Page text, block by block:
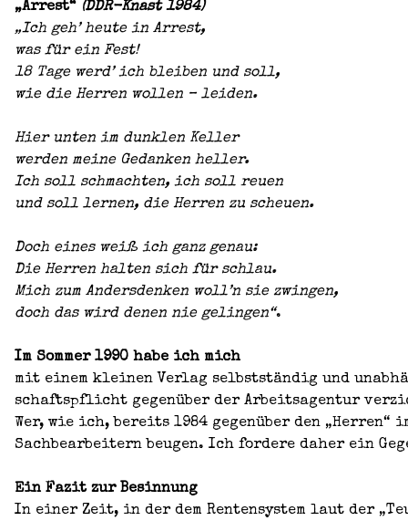
„Arrest“ (DDR-Knast 1984)
„Ich geh’ heu­te in Arrest,
was für ein Fest!
18 Tage werd’ ich blei­ben und soll,
wie die Her­ren wol­len – lei­den.
Hier unten im dunk­len Kel­ler
wer­den mei­ne Gedan­ken hel­ler.
Ich soll schmach­ten, ich soll reu­en
und soll ler­nen, die Her­ren zu scheu­en.
Doch eines weiß ich ganz genau:
Die Her­ren hal­ten sich für schlau.
Mich zum Anders­den­ken woll’n sie zwin­gen,
doch das wird denen nie gelin­gen“.
Im Som­mer 1990 habe ich mich
mit einem klei­nen Ver­lag selbst­stän­dig und
schafts­pflicht gegen­über der Arbeits­agen­tur
Wer, wie ich, bereits 1984 gegen­über den
Sach­be­ar­bei­tern beu­gen. Ich for­de­re daher ein
Ein Fazit zur Besin­nung
In einer Zeit, in der dem Ren­ten­sys­tem laut der